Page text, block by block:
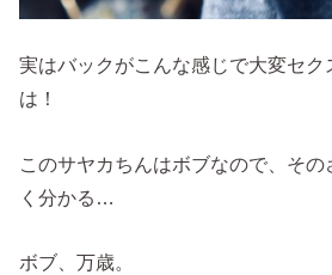
実はバックがこんな感じで大変セク
は！
このサヤカちんはボブなので、その
く分かる…
ボブ、万歳。